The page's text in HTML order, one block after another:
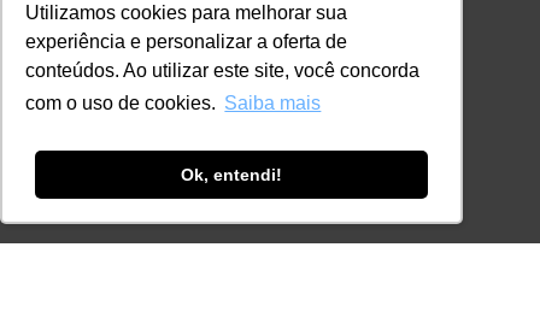
Utilizamos cookies para melhorar sua
experiência e personalizar a oferta de
conteúdos. Ao utilizar este site, você concorda
com o uso de cookies. Saiba mais
Ok, entendi!
CONTATO
+55 11 3259-2837
+55 11 98924-8322